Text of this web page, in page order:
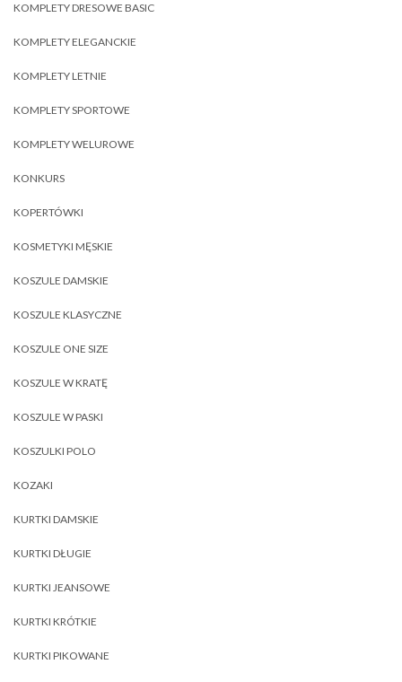
KOMPLETY DRESOWE BASIC
KOMPLETY ELEGANCKIE
KOMPLETY LETNIE
KOMPLETY SPORTOWE
KOMPLETY WELUROWE
KONKURS
KOPERTÓWKI
KOSMETYKI MĘSKIE
KOSZULE DAMSKIE
KOSZULE KLASYCZNE
KOSZULE ONE SIZE
KOSZULE W KRATĘ
KOSZULE W PASKI
KOSZULKI POLO
KOZAKI
KURTKI DAMSKIE
KURTKI DŁUGIE
KURTKI JEANSOWE
KURTKI KRÓTKIE
KURTKI PIKOWANE